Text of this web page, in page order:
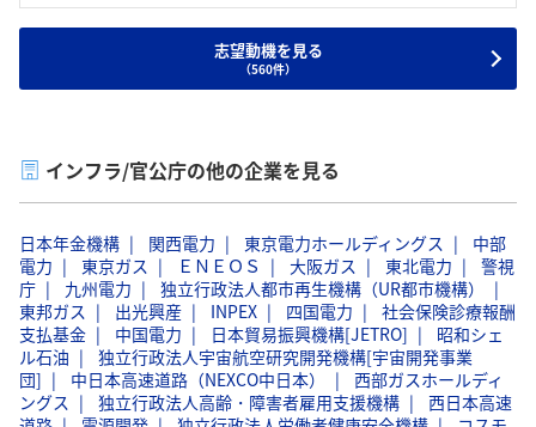
事だと強く感じました。私自身のこれまでの経験を通じて培
った責任感を活かし、貴機構の一員として日本社会全体に貢
志望動機を見る
（560件）
インフラ/官公庁の他の企業を見る
日本年金機構 関西電力 東京電力ホールディングス
中部
電力
東京ガス ＥＮＥＯＳ 大阪ガス 東北電力
警視
庁
九州電力
独立行政法人都市再生機構（UR都市機構）
東邦ガス
出光興産 INPEX 四国電力
社会保険診療報酬
支払基金
中国電力 日本貿易振興機構[JETRO]
昭和シェ
ル石油
独立行政法人宇宙航空研究開発機構[宇宙開発事業
団]
中日本高速道路（NEXCO中日本）
西部ガスホールディ
ングス
独立行政法人高齢・障害者雇用支援機構
西日本高速